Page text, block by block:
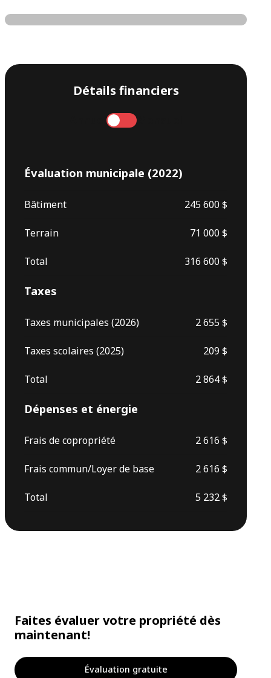
Détails financiers
Mensuel
Évaluation municipale (2022)
Bâtiment 245 600 $
Terrain 71 000 $
Total 316 600 $
Taxes
Taxes municipales (2026) 2 655 $
Taxes scolaires (2025) 209 $
Total 2 864 $
Dépenses et énergie
Frais de copropriété 2 616 $
Frais commun/Loyer de base 2 616 $
Total 5 232 $
Faites évaluer votre propriété dès
maintenant!
Évaluation gratuite